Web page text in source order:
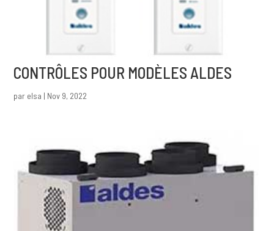
CONTRÔLES POUR MODÈLES ALDES
par elsa | Nov 9, 2022